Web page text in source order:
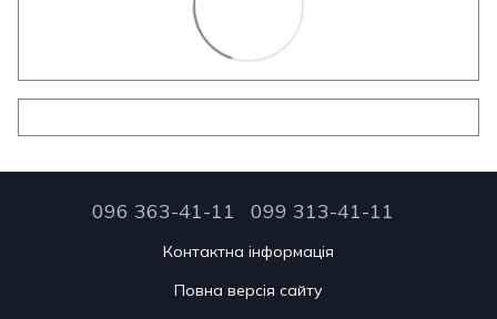
096 363-41-11 099 313-41-11
Контактна інформація
Повна версія сайту